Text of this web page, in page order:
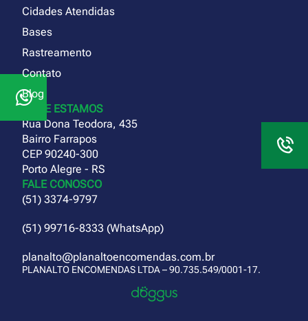
Cidades Atendidas
Bases
Rastreamento
Contato
Blog
ONDE ESTAMOS
Rua Dona Teodora, 435
Bairro Farrapos
CEP 90240-300
Porto Alegre - RS
FALE CONOSCO
(51) 3374-9797
(51) 99716-8333 (WhatsApp)
planalto@planaltoencomendas.com.br
PLANALTO ENCOMENDAS LTDA – 90.735.549/0001-17.